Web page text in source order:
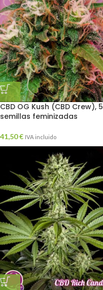
CBD OG Kush (CBD Crew), 5
semillas feminizadas
41,50€ IVA incluido